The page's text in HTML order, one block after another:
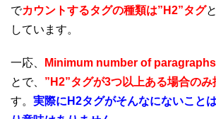
でカウントするタグの種類は”H2”タグ
しています。
一応、 Minimum number of paragraphs
とで、 ”H2”タグが3つ以上ある場合のみ
す。 実際にH2タグがそんなにないこと